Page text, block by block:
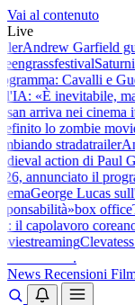
Vai al contenuto
Live
Andrew Garfield
festival
Cavalli e
«È inevitabile,
arriva nei cinema
lo zombie
stradatrailer
action di Paul
annunciato il
George Lucas
box office
il capolavoro
streaming
.
News Recensioni